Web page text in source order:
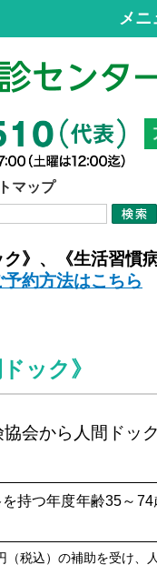
メニ
マップ
》、《生活習慣
予約方法はこちら
ック》
会から人間ドッ
持つ年度年齢35～
（税込）の補助を受け、